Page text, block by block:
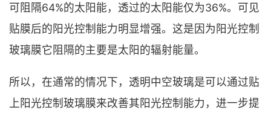
可阻隔64%的太阳能，透过的太阳能仅为36%。可见
贴膜后的阳光控制能力明显增强。这是因为阳光控制
玻璃膜它阻隔的主要是太阳的辐射能量。
所以，在通常的情况下，透明中空玻璃是可以通过贴
上阳光控制玻璃膜来改善其阳光控制能力，进一步提